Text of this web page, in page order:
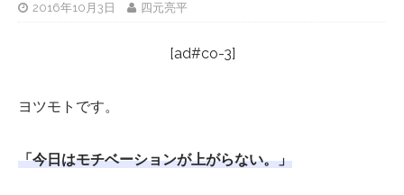
2016年10月3日 四元亮平
[ad#co-3]
ヨツモトです。
「今日はモチベーションが上がらない。」